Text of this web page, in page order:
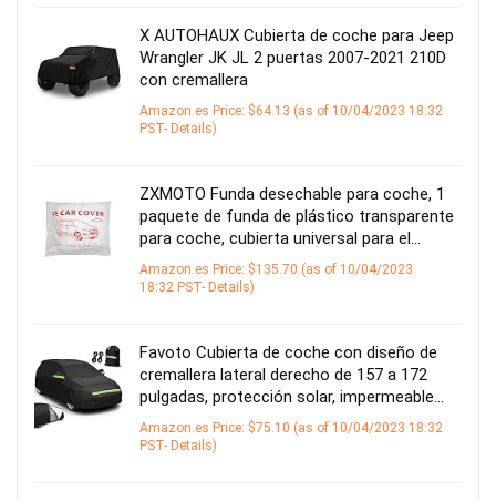
X AUTOHAUX Cubierta de coche para Jeep
Wrangler JK JL 2 puertas 2007-2021 210D
con cremallera
Amazon.es Price: $64.13 (as of 10/04/2023 18:32
PST- Details)
ZXMOTO Funda desechable para coche, 1
paquete de funda de plástico transparente
para coche, cubierta universal para el…
Amazon.es Price: $135.70 (as of 10/04/2023
18:32 PST- Details)
Favoto Cubierta de coche con diseño de
cremallera lateral derecho de 157 a 172
pulgadas, protección solar, impermeable…
Amazon.es Price: $75.10 (as of 10/04/2023 18:32
PST- Details)